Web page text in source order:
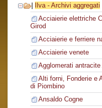
Ilva - Archivi aggregati
Acciaierie elettriche
Girod
Acciaierie e ferriere
Acciaierie venete
Agglomerati antracite
Alti forni, Fonderie e
di Piombino
Ansaldo Cogne